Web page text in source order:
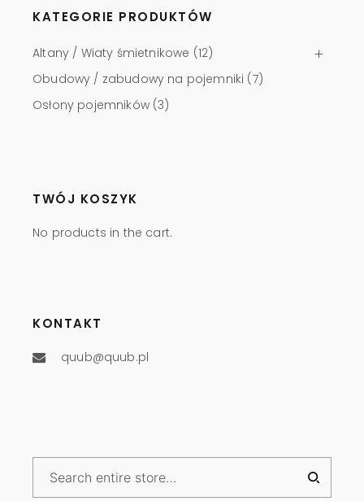
KATEGORIE PRODUKTÓW
Altany / Wiaty śmietnikowe (12)
Obudowy / zabudowy na pojemniki (7)
Osłony pojemników (3)
TWÓJ KOSZYK
No products in the cart.
KONTAKT
quub@quub.pl